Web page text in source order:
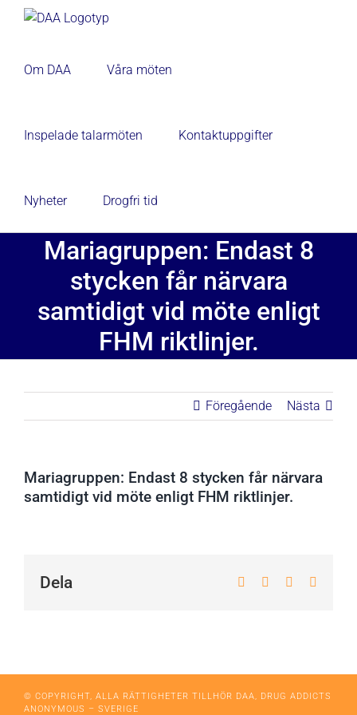
Fortsätt
Om DAA
Våra möten
Inspelade talarmöten Kontaktuppgifter
Nyheter Drogfri tid
Mariagruppen: Endast 8
stycken får närvara
samtidigt vid möte enligt
FHM riktlinjer.
Föregående Nästa
Mariagruppen: Endast 8 stycken får närvara
samtidigt vid möte enligt FHM riktlinjer.
Dela Facebook WhatsApp
© COPYRIGHT, ALLA RÄTTIGHETER TILLHÖR DAA, DRUG ADDICTS
ANONYMOUS – SVERIGE